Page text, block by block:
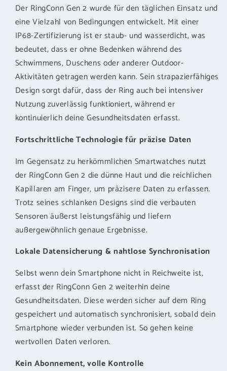
Der RingConn Gen 2 wurde für den täglichen Einsatz und
eine Vielzahl von Bedingungen entwickelt. Mit einer
IP68-Zertifizierung ist er staub- und wasserdicht, was
bedeutet, dass er ohne Bedenken während des
Schwimmens, Duschens oder anderer Outdoor-
Aktivitäten getragen werden kann. Sein strapazierfähiges
Design sorgt dafür, dass der Ring auch bei intensiver
Nutzung zuverlässig funktioniert, während er
kontinuierlich deine Gesundheitsdaten erfasst.
Fortschrittliche Technologie für präzise Daten
Im Gegensatz zu herkömmlichen Smartwatches nutzt
der RingConn Gen 2 die dünne Haut und die reichlichen
Kapillaren am Finger, um präzisere Daten zu erfassen.
Trotz seines schlanken Designs sind die verbauten
Sensoren äußerst leistungsfähig und liefern
außergewöhnlich genaue Ergebnisse.
Lokale Datensicherung & nahtlose Synchronisation
Selbst wenn dein Smartphone nicht in Reichweite ist,
erfasst der RingConn Gen 2 weiterhin deine
Gesundheitsdaten. Diese werden sicher auf dem Ring
gespeichert und automatisch synchronisiert, sobald dein
Smartphone wieder verbunden ist. So gehen keine
wertvollen Daten verloren.
Kein Abonnement, volle Kontrolle